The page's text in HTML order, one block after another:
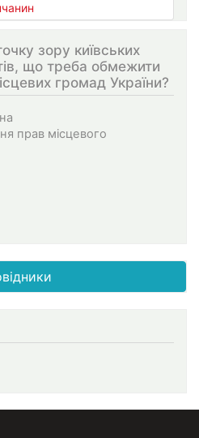
зору київських
що треба обмежити
громад України?
прав місцевого